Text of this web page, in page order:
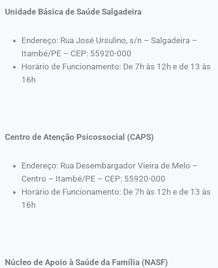
Unidade Básica de Saúde Salgadeira
Endereço: Rua José Ursulino, s/n – Salgadeira –
Itambé/PE – CEP: 55920-000
Horário de Funcionamento: De 7h às 12h e de 13 às
16h
Centro de Atenção Psicossocial (CAPS)
Endereço: Rua Desembargador Vieira de Melo –
Centro – Itambé/PE – CEP: 55920-000
Horário de Funcionamento: De 7h às 12h e de 13 às
16h
Núcleo de Apoio à Saúde da Família (NASF)